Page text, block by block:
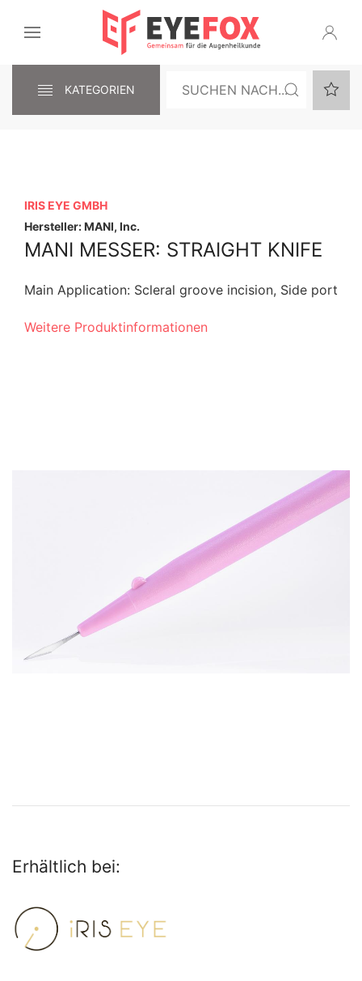
KATEGORIEN
IRIS EYE GMBH
Hersteller: MANI, Inc.
MANI MESSER: STRAIGHT KNIFE
Main Application: Scleral groove incision, Side port
Weitere Produktinformationen
Erhältlich bei: